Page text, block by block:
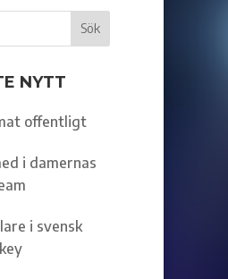
NYTT
offentligt
i damernas
i svensk